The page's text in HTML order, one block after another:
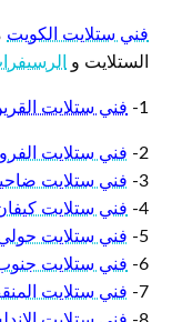
فني ستلايت الكويت
الستلايت و
1- فني ستلايت
2-
فني ستلايت
3-
فني ستلايت ضاحية
4-
فني ستلايت
5-
فني ستلايت
6-
فني ستلايت
7-
فني ستلايت